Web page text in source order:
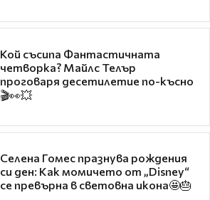
Кой съсипа Фантастичната
четворка? Майлс Телър
проговаря десетилетие по-късно
🎬👀💥
Селена Гомес празнува рождения
си ден: Как момичето от „Disney“
се превърна в световна икона🤩🎂